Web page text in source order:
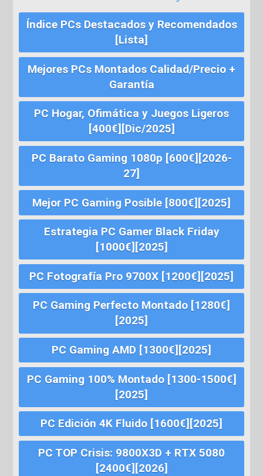
Índice PCs Destacados y Recomendados
[Lista]
Mejores PCs Montados Calidad/Precio +
Garantía
PC Hogar, Ofimática y Juegos Ligeros
[400€][Dic/2025]
PC Barato Gaming 1080p [600€][2026-
27]
Mejor PC Gaming Posible [800€][2025]
Estrategia PC Gamer Black Friday
[1000€][2025]
PC Fotografía Pro 9700X [1200€][2025]
PC Gaming Perfecto Montado [1280€]
[2025]
PC Gaming AMD [1300€][2025]
PC Gaming 100% Montado [1300-1500€]
[2025]
PC Edición 4K Fluido [1600€][2025]
PC TOP Crisis: 9800X3D + RTX 5080
[2400€][2026]